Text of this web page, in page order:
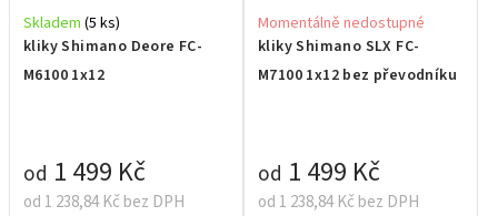
kliky Shimano Deore FC-
M6100 1x12
Skladem (5 ks)
od 1 238,84 Kč bez DPH
od 1 499 Kč
kliky Shimano SLX FC-
M7100 1x12 bez převodníku
Momentálně nedostupné
od 1 238,84 Kč bez DPH
od 1 499 Kč